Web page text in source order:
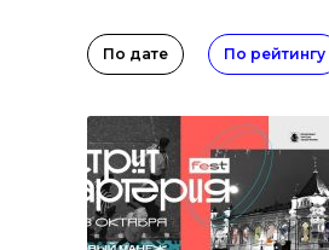
По дате По рейтингу